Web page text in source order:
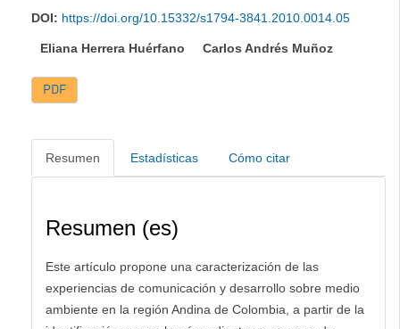
DOI: https://doi.org/10.15332/s1794-3841.2010.0014.05
Eliana Herrera Huérfano Carlos Andrés Muñoz
PDF
Resumen Estadísticas Cómo citar
Resumen (es)
Este artículo propone una caracterización de las
experiencias de comunicación y desarrollo sobre medio
ambiente en la región Andina de Colombia, a partir de la